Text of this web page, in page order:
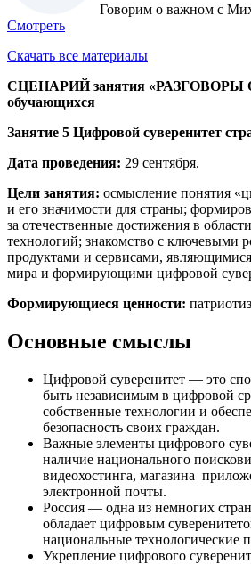
Говорим о важном с
Смотреть
Скачать все материалы
СЦЕНАРИЙзанятия
обучающихся
Занятие 5 Цифровой суверенитет
Дата проведения: 29 сентября.
Цели занятия: осмысление понятия
и его значимости для страны;
за отечественные достижения в
технологий; знакомство с ключевыми
продуктами и сервисами,
мира и формирующими цифровой
Формирующиеся ценности:
Основные смыслы
Цифровой суверенитет — это
быть независимым в цифровой
собственные технологии и
безопасность своих граждан.
Важные элементы цифрового
наличие национального
видеохостинга, магазина
электронной почты.
Россия — одна из немногих
обладает цифровым
национальные технологические
Укрепление цифрового